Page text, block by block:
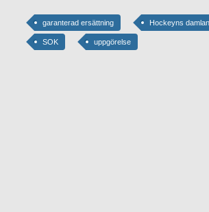
garanterad ersättning Hockeyns
SOK uppgörelse